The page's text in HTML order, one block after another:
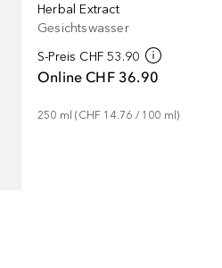
Herbal Extract
Gesichtswasser
S-Preis CHF 53.90
Online CHF 36.90
250 ml (CHF 14.76 / 100 ml)